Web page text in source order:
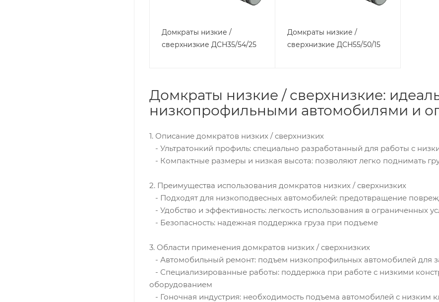
Домкраты низкие /
сверхнизкие ДСН35/54/25
Домкраты низкие /
сверхнизкие ДСН55/50/15
Домкраты низкие / сверхнизкие:
низкопрофильными автомобилями и
1. Описание домкратов низких / сверхнизких
- Ультратонкий профиль: специально разработанный для работы с
- Компактные размеры и низкая высота: позволяют легко поднимать
2. Преимущества использования домкратов низких / сверхнизких
- Подходят для низкоподвесных автомобилей: предотвращение
- Удобство и эффективность: легкость использования в ограниченных
- Безопасность: надежная поддержка груза при подъеме
3. Области применения домкратов низких / сверхнизких
- Автомобильный ремонт: подъем низкопрофильных автомобилей для
- Специализированные работы: поддержка при работе с низкими
оборудованием
- Гоночная индустрия: необходимость подъема автомобилей с низким